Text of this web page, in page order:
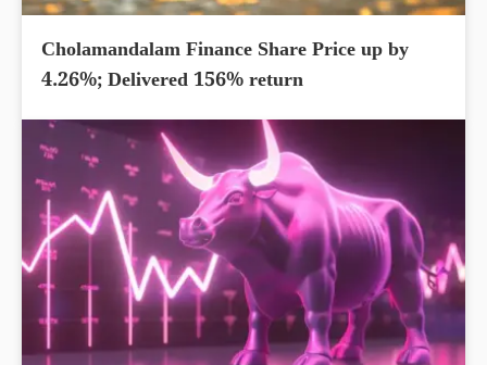
Cholamandalam Finance Share Price up by
4.26%; Delivered 156% return